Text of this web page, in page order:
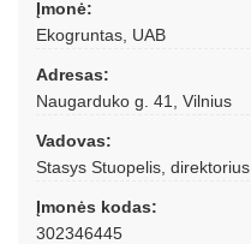
Įmonė:
Ekogruntas, UAB
Adresas:
Naugarduko g. 41, Vilnius
Vadovas:
Stasys Stuopelis, direktorius
Įmonės kodas:
302346445